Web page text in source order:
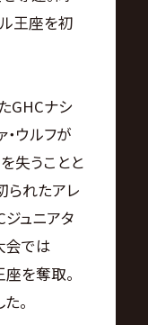
王座を初
GHCナシ
ウルフが
失うことと
られたアレ
ュニアタ
会では
を奪取。
。